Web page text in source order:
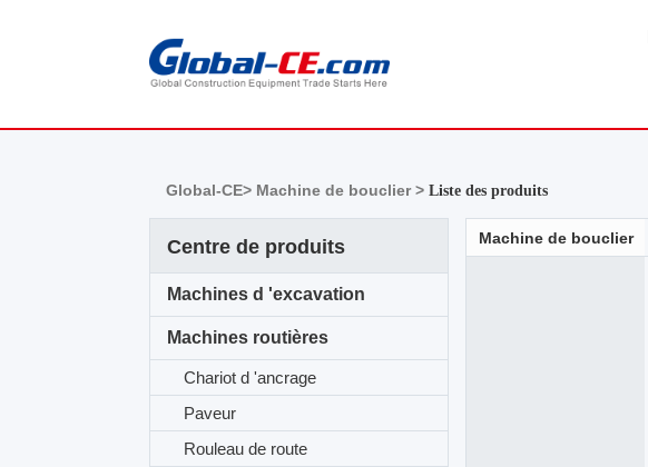
Global-CE> Machine de bouclier >Liste des produits
Centre de produits
Machines d 'excavation
Machines routières
Chariot d 'ancrage
Paveur
Rouleau de route
Machine de bouclier